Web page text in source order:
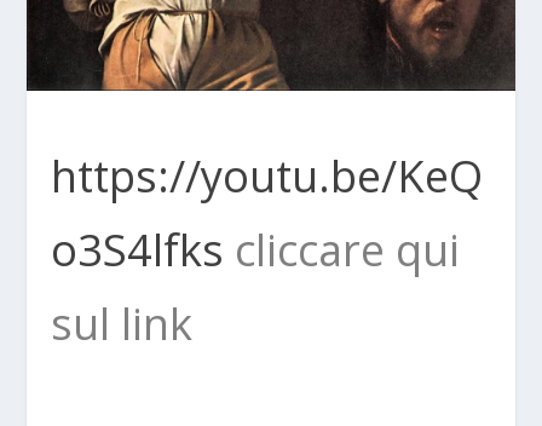
https://youtu.be/KeQ
o3S4lfks cliccare qui
sul link